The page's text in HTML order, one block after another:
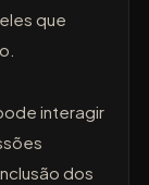
que
interagir
dos